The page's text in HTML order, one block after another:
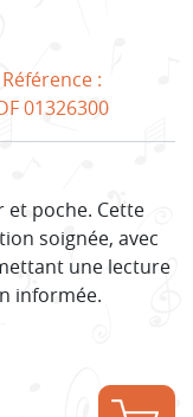
Référence :
01326300
et poche. Cette
soignée, avec
une lecture
informée.